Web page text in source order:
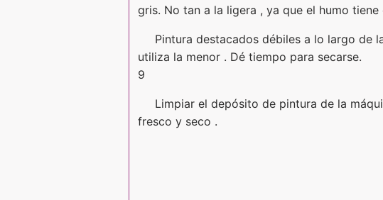
gris. No tan a la ligera , ya que el humo
Pintura destacados débiles a lo largo de
utiliza la menor . Dé tiempo para secarse.
9
Limpiar el depósito de pintura de la
fresco y seco .